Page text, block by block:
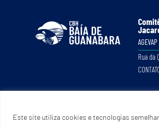
Este site utiliza cookies e tecnologias
Rua da